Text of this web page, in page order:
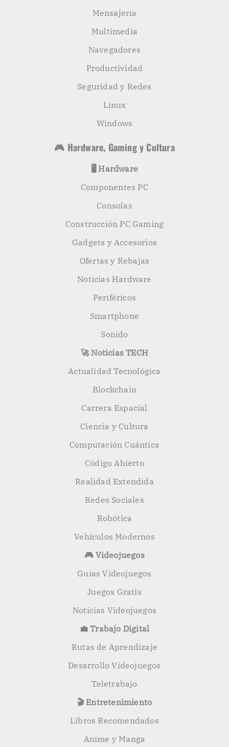
Mensajería
Multimedia
Navegadores
Productividad
Seguridad y Redes
Linux
Windows
🎮 Hardware, Gaming y Cultura
🖥️ Hardware
Componentes PC
Consolas
Construcción PC Gaming
Gadgets y Accesorios
Ofertas y Rebajas
Noticias Hardware
Periféricos
Smartphone
Sonido
🚀 Noticias TECH
Actualidad Tecnológica
Blockchain
Carrera Espacial
Ciencia y Cultura
Computación Cuántica
Código Abierto
Realidad Extendida
Redes Sociales
Robótica
Vehículos Modernos
🎮 Videojuegos
Guías Videojuegos
Juegos Gratis
Noticias Videojuegos
💼 Trabajo Digital
Rutas de Aprendizaje
Desarrollo Videojuegos
Teletrabajo
🎬 Entretenimiento
Libros Recomendados
Anime y Manga